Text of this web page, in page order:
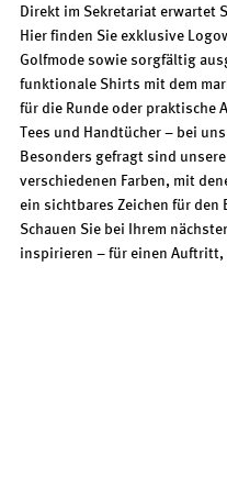
Direkt im Sekretariat erwartet
Hier finden Sie exklusive
Golfmode sowie sorgfältig
funktionale Shirts mit dem
für die Runde oder praktische
Tees und Handtücher – bei
Besonders gefragt sind
verschiedenen Farben, mit
ein sichtbares Zeichen für den
Schauen Sie bei Ihrem
inspirieren – für einen